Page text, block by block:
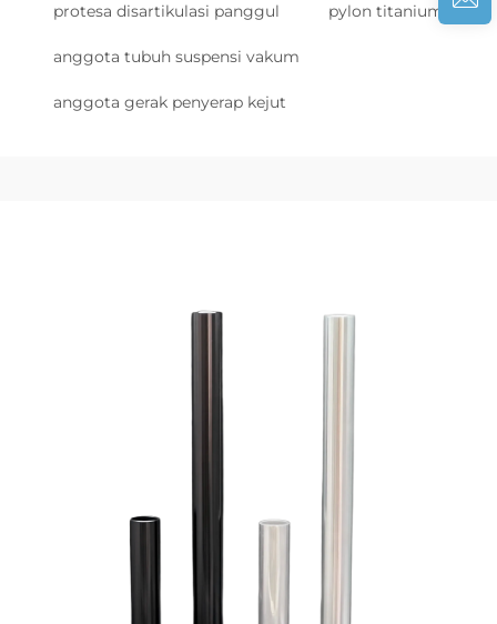
protesa disartikulasi panggul pylon titanium
anggota tubuh suspensi vakum
anggota gerak penyerap kejut